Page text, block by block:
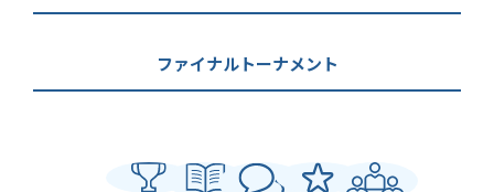
ファイナルトーナメント